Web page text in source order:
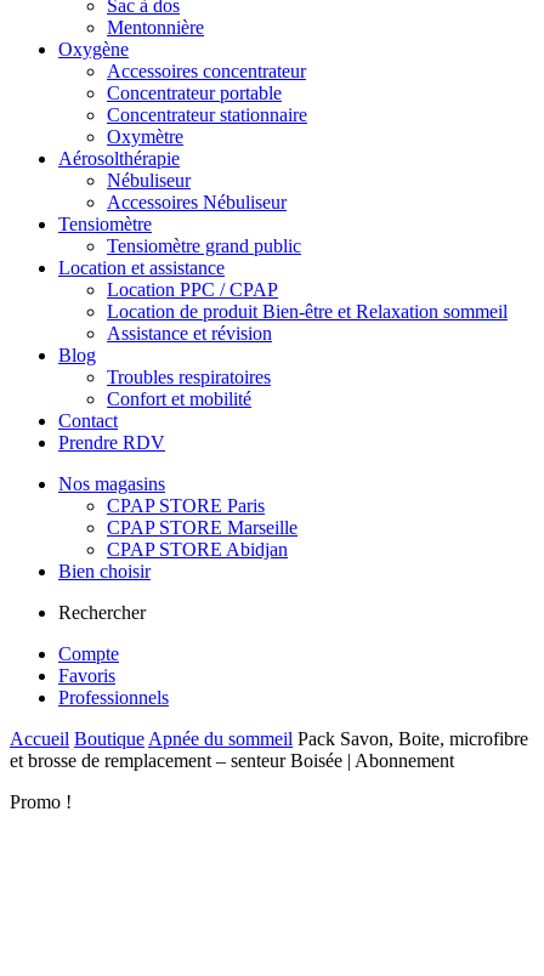
Sac à dos
Mentonnière
Oxygène
Accessoires concentrateur
Concentrateur portable
Concentrateur stationnaire
Oxymètre
Aérosolthérapie
Nébuliseur
Accessoires Nébuliseur
Tensiomètre
Tensiomètre grand public
Location et assistance
Location PPC / CPAP
Location de produit Bien-être et Relaxation sommeil
Assistance et révision
Blog
Troubles respiratoires
Confort et mobilité
Contact
Prendre RDV
Nos magasins
CPAP STORE Paris
CPAP STORE Marseille
CPAP STORE Abidjan
Bien choisir
Rechercher
Compte
Favoris
Professionnels
Accueil BoutiqueApnée du sommeil Pack Savon, Boite, microfibre
et brosse de remplacement – senteur Boisée | Abonnement
Promo !